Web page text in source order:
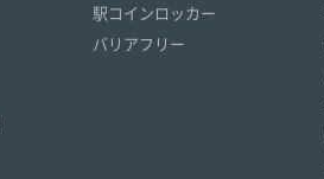
駅コインロッカー
バリアフリー